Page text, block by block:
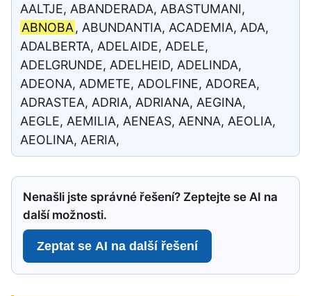
AALTJE, ABANDERADA, ABASTUMANI,
ABNOBA, ABUNDANTIA, ACADEMIA, ADA,
ADALBERTA, ADELAIDE, ADELE,
ADELGRUNDE, ADELHEID, ADELINDA,
ADEONA, ADMETE, ADOLFINE, ADOREA,
ADRASTEA, ADRIA, ADRIANA, AEGINA,
AEGLE, AEMILIA, AENEAS, AENNA, AEOLIA,
AEOLINA, AERIA,
Nenašli jste správné řešení? Zeptejte se AI na
další možnosti.
Zeptat se AI na další řešení